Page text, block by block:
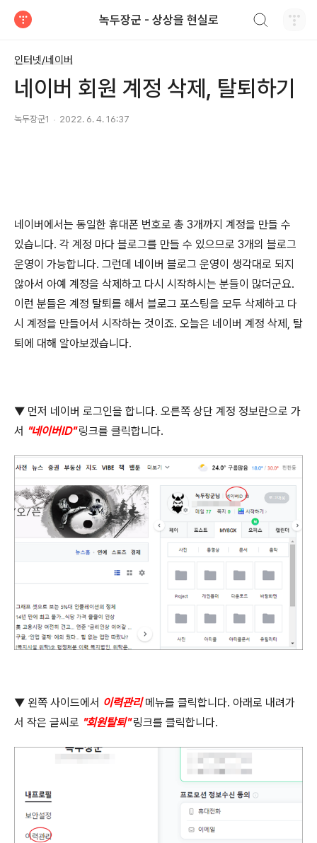
녹두장군 - 상상을 현실로
인터넷/네이버
네이버 회원 계정 삭제, 탈퇴하기
녹두장군1 2022. 6. 4. 16:37
네이버에서는 동일한 휴대폰 번호로 총 3개까지 계정을 만들 수
있습니다. 각 계정 마다 블로그를 만들 수 있으므로 3개의 블로그
운영이 가능합니다. 그런데 네이버 블로그 운영이 생각대로 되지
않아서 아예 계정을 삭제하고 다시 시작하시는 분들이 많더군요.
이런 분들은 계정 탈퇴를 해서 블로그 포스팅을 모두 삭제하고 다
시 계정을 만들어서 시작하는 것이죠. 오늘은 네이버 계정 삭제 , 탈
퇴에 대해 알아보겠습니다.
▼ 먼저 네이버 로그인을 합니다. 오른쪽 상단 계정 정보란으로 가
서 "네이버ID" 링크를 클릭합니다.
▼ 왼쪽 사이드에서 이력관리 메뉴를 클릭합니다. 아래로 내려가
서 작은 글씨로 "회원탈퇴" 링크를 클릭합니다.